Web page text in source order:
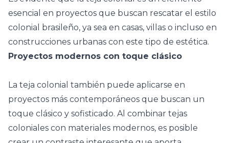
esencial en proyectos que buscan rescatar el estilo
colonial brasileño, ya sea en casas, villas o incluso en
construcciones urbanas con este tipo de estética.
Proyectos modernos con toque clásico
La teja colonial también puede aplicarse en
proyectos más contemporáneos que buscan un
toque clásico y sofisticado. Al combinar tejas
coloniales con materiales modernos, es posible